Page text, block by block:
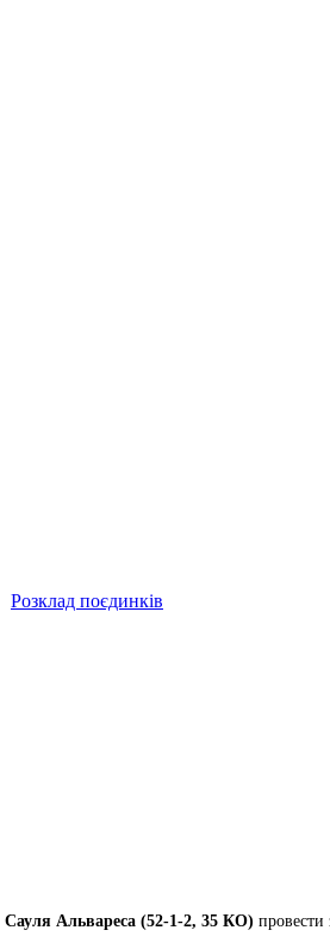
Розклад поєдинків
Сауля Альвареса (52-1-2, 35 КО) провести